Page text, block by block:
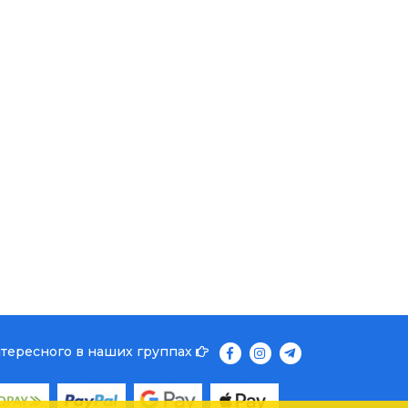
в наших группах